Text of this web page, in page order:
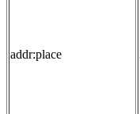
addr:place